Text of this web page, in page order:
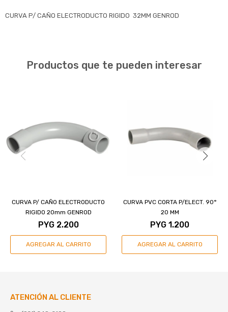
CURVA P/ CAÑO ELECTRODUCTO RIGIDO 32MM GENROD
Productos que te pueden interesar
CURVA P/ CAÑO ELECTRODUCTO
RIGIDO 20mm GENROD
PYG 2.200
CURVA PVC CORTA P/ELECT. 90°
20 MM
PYG 1.200
ATENCIÓN AL CLIENTE